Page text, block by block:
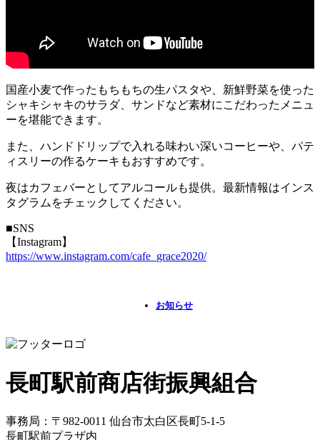
国産小麦で作ったもちもちの生パスタや、新鮮野菜を使った
シャキシャキのサラダ、サンドなど素材にこだわったメニュ
ーを堪能できます。
また、ハンドドリップで入れる味わい深いコーヒーや、パテ
ィスリーの作るケーキもおすすめです。
夜はカフェバーとしてアルコールも提供。最新情報はインス
タグラムをチェックしてください。
■SNS
【Instagram】
https://www.instagram.com/cafe_grace2020/
お知らせ
長町駅前商店街振興組合
事務局：〒982-0011 仙台市太白区長町5-1-5
長町駅前プラザ内